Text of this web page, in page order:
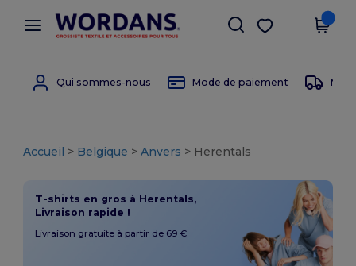
× Appli Wordans
Meilleurs prix sur l’app !
Obtenir l'appli
Qui sommes-nous Mode de paiement
Accueil > Belgique >Anvers > Herentals
T-shirts en gros à Herentals,
Livraison rapide !
Livraison gratuite à partir de 69 €